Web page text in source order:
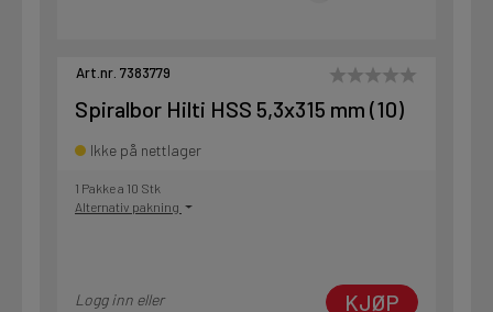
Art.nr. 7383779
Spiralbor Hilti HSS 5,3x315 mm (10)
Ikke på nettlager
1 Pakke a 10 Stk
Alternativ pakning
Logg inn eller
KJØP